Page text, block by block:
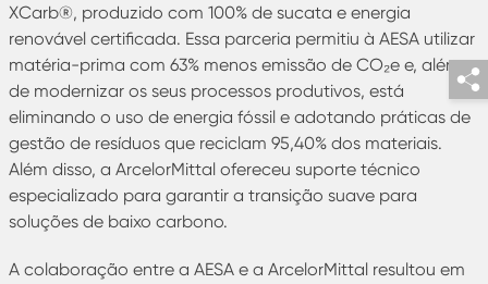
XCarb®, produzido com 100% de sucata e energia
renovável certificada. Essa parceria permitiu à AESA utilizar
matéria-prima com 63% menos emissão de CO₂e e, além
de modernizar os seus processos produtivos, está
eliminando o uso de energia fóssil e adotando práticas de
gestão de resíduos que reciclam 95,40% dos materiais.
Além disso, a ArcelorMittal ofereceu suporte técnico
especializado para garantir a transição suave para
soluções de baixo carbono.
A colaboração entre a AESA e a ArcelorMittal resultou em